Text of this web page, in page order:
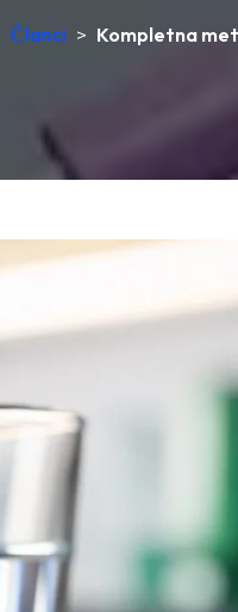
Članci > Kompletna